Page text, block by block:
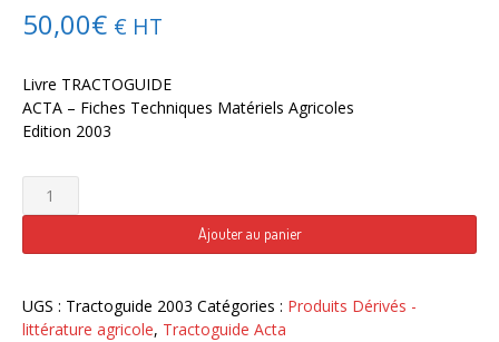
50,00€ € HT
Livre TRACTOGUIDE
ACTA – Fiches Techniques Matériels Agricoles
Edition 2003
quantité
de
Acta
Ajouter au panier
UGS : Tractoguide 2003 Catégories : Produits Dérivés -
littérature agricole, Tractoguide Acta